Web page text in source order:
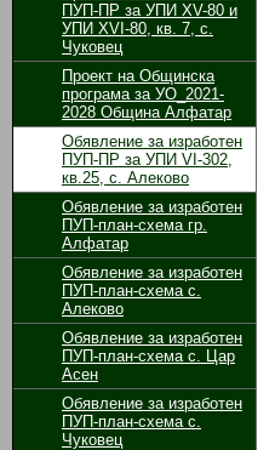
ПУП-ПР за УПИ ХV-80 и
УПИ ХVІ-80, кв. 7, с.
Чуковец
Проект на Общинска
програма за УО_2021-
2028 Община Алфатар
Обявление за изработен
ПУП-ПР за УПИ VІ-302,
кв.25, с. Алеково
Обявление за изработен
ПУП-план-схема гр.
Алфатар
Обявление за изработен
ПУП-план-схема с.
Алеково
Обявление за изработен
ПУП-план-схема с. Цар
Асен
Обявление за изработен
ПУП-план-схема с.
Чуковец